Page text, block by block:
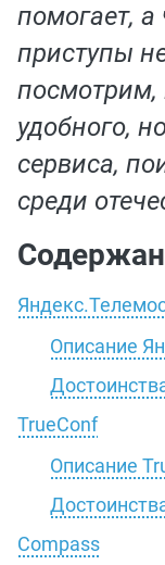
помогает,
приступы
посмотрим,
удобного,
сервиса,
среди
Описание
TrueConf
Описание
Compass